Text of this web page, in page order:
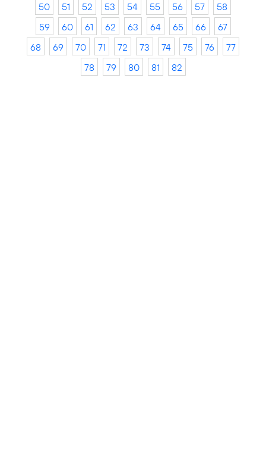
50
51 52 53 54 55 56 57
58
59
60 61 62 63 64 65 66
67
68
69 70 71 72 73 74 75 76
77
78
79 80 81 82